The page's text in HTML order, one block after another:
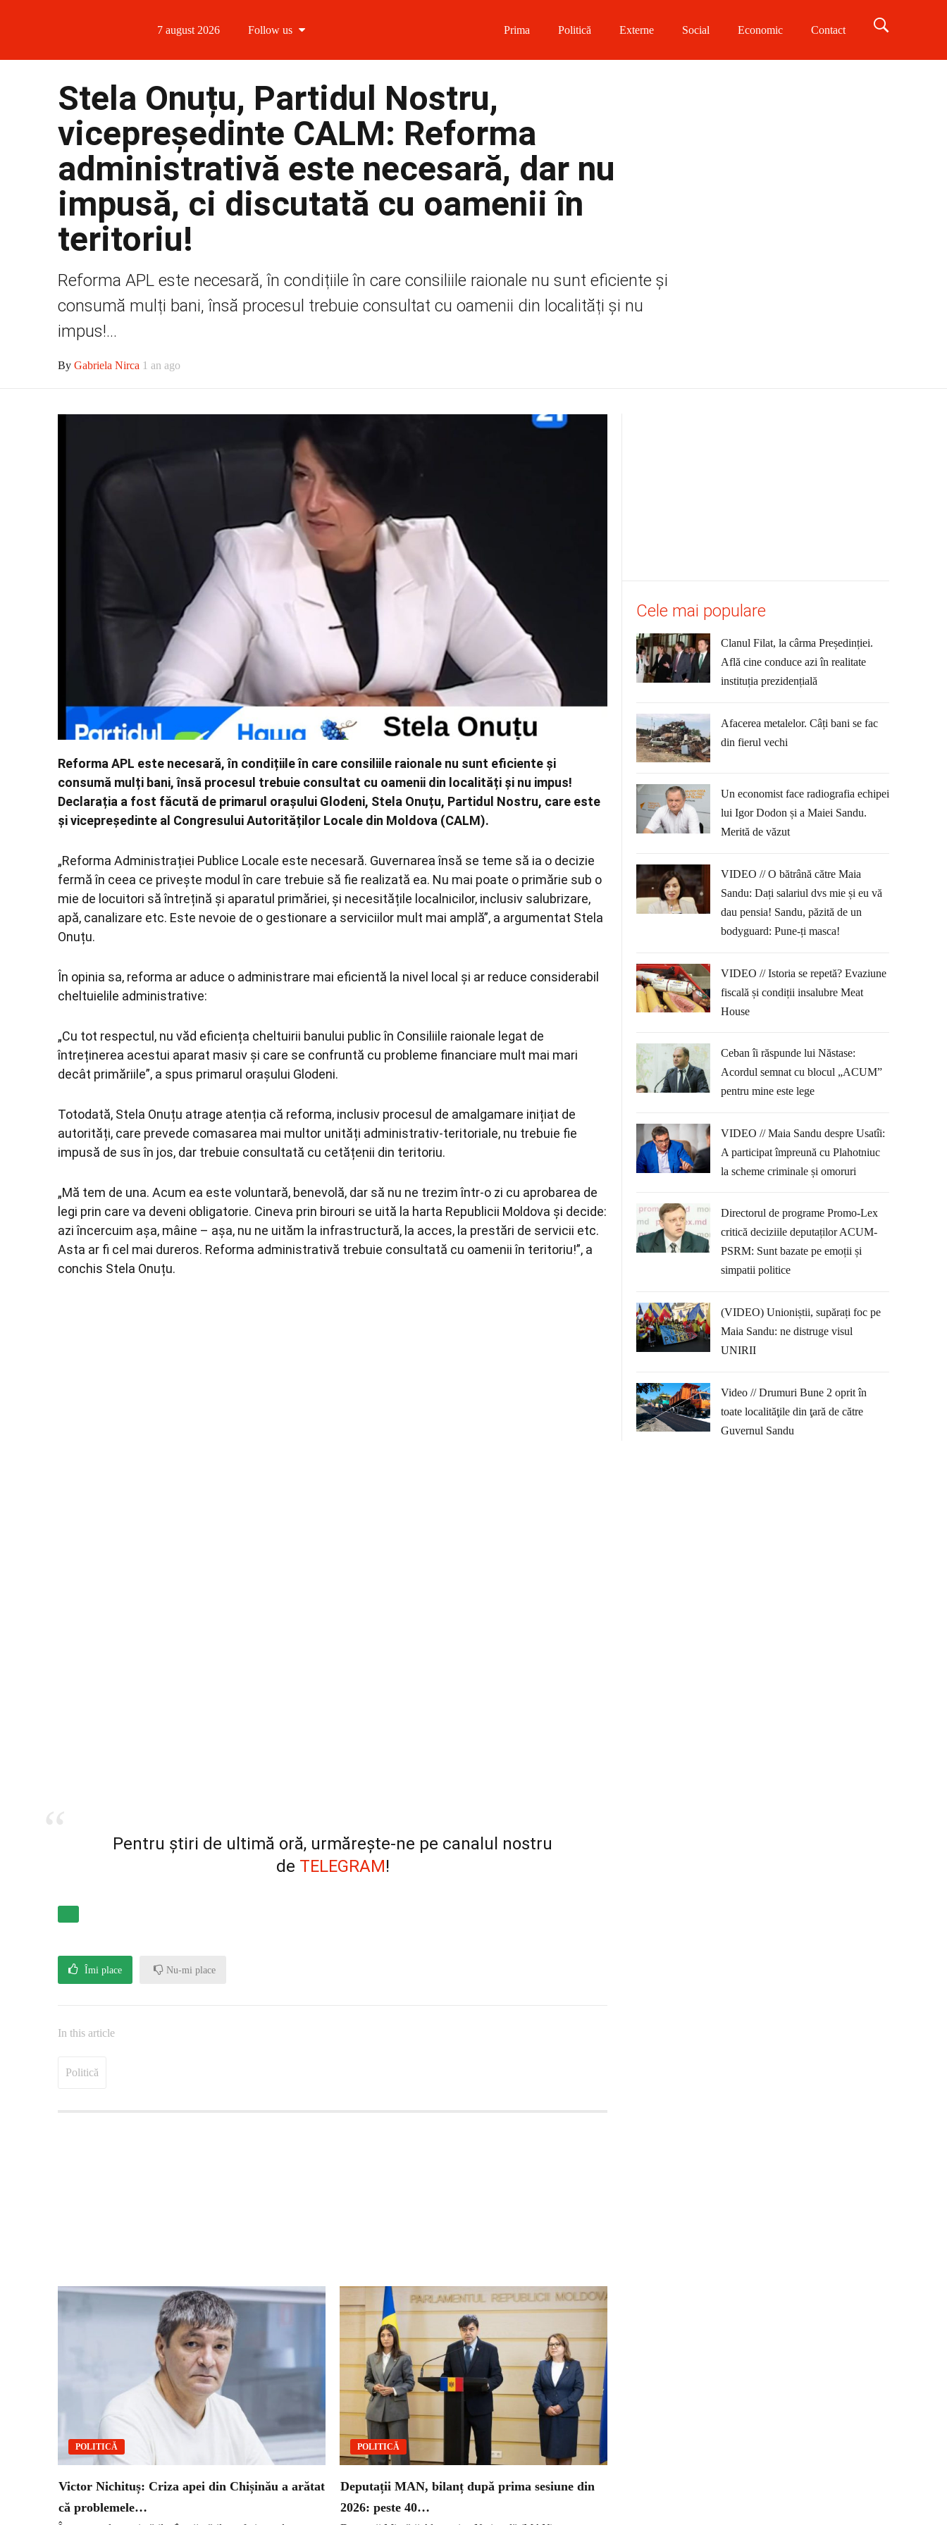
7 august 2026 Follow us
Follow us on Twitter
Prima Politică Externe Social Economic Contact
Stela Onuțu, Partidul Nostru,
vicepreședinte CALM: Reforma
administrativă este necesară, dar nu
impusă, ci discutată cu oamenii în
teritoriu!
Reforma APL este necesară, în condițiile în care consiliile raionale nu sunt eficiente și
consumă mulți bani, însă procesul trebuie consultat cu oamenii din localități și nu
impus!...
By Gabriela Nirca 1 an ago
Reforma APL este necesară, în condițiile în care consiliile raionale nu sunt eficiente și
consumă mulți bani, însă procesul trebuie consultat cu oamenii din localități și nu impus!
Declarația a fost făcută de primarul orașului Glodeni, Stela Onuțu, Partidul Nostru, care este
și vicepreședinte al Congresului Autorităților Locale din Moldova (CALM).
„Reforma Administrației Publice Locale este necesară. Guvernarea însă se teme să ia o decizie
fermă în ceea ce privește modul în care trebuie să fie realizată ea. Nu mai poate o primărie sub o
mie de locuitori să întrețină și aparatul primăriei, și necesitățile localnicilor, inclusiv salubrizare,
apă, canalizare etc. Este nevoie de o gestionare a serviciilor mult mai amplă”, a argumentat Stela
Onuțu.
În opinia sa, reforma ar aduce o administrare mai eficientă la nivel local și ar reduce considerabil
cheltuielile administrative:
„Cu tot respectul, nu văd eficiența cheltuirii banului public în Consiliile raionale legat de
întreținerea acestui aparat masiv și care se confruntă cu probleme financiare mult mai mari
decât primăriile”, a spus primarul orașului Glodeni.
Totodată, Stela Onuțu atrage atenția că reforma, inclusiv procesul de amalgamare inițiat de
autorități, care prevede comasarea mai multor unități administrativ-teritoriale, nu trebuie fie
impusă de sus în jos, dar trebuie consultată cu cetățenii din teritoriu.
„Mă tem de una. Acum ea este voluntară, benevolă, dar să nu ne trezim într-o zi cu aprobarea de
legi prin care va deveni obligatorie. Cineva prin birouri se uită la harta Republicii Moldova și decide:
azi încercuim așa, mâine – așa, nu ne uităm la infrastructură, la acces, la prestări de servicii etc.
Asta ar fi cel mai dureros. Reforma administrativă trebuie consultată cu oamenii în teritoriu!”, a
conchis Stela Onuțu.
Pentru știri de ultimă oră, urmărește-ne pe canalul nostru
de TELEGRAM!
Îmi place Nu-mi place
In this article
Politică
POLITICĂ
Victor Nichituș: Criza apei din Chișinău a arătat
că problemele…
POLITICĂ
Deputații MAN, bilanț după prima sesiune din
2026: peste 40…
Cele mai populare
Clanul Filat, la cârma Președinției.
Află cine conduce azi în realitate
instituția prezidențială
Afacerea metalelor. Câți bani se fac
din fierul vechi
Un economist face radiografia echipei
lui Igor Dodon și a Maiei Sandu.
Merită de văzut
VIDEO // O bătrână către Maia
Sandu: Dați salariul dvs mie și eu vă
dau pensia! Sandu, păzită de un
bodyguard: Pune-ți masca!
VIDEO // Istoria se repetă? Evaziune
fiscală și condiții insalubre Meat
House
Ceban îi răspunde lui Năstase:
Acordul semnat cu blocul „ACUM”
pentru mine este lege
VIDEO // Maia Sandu despre Usatîi:
A participat împreună cu Plahotniuc
la scheme criminale și omoruri
Directorul de programe Promo-Lex
critică deciziile deputaților ACUM-
PSRM: Sunt bazate pe emoții și
simpatii politice
(VIDEO) Unioniștii, supărați foc pe
Maia Sandu: ne distruge visul
UNIRII
Video // Drumuri Bune 2 oprit în
toate localităţile din ţară de către
Guvernul Sandu